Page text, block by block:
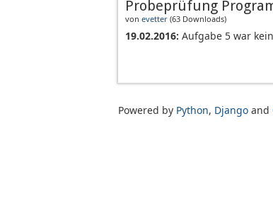
Probeprüfung
von evetter (63 Downloads)
19.02.2016: Aufgabe 5 war
Powered by Python, Django and